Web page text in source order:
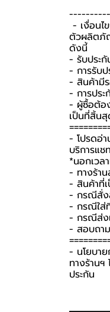
-️ เงื่อนไ
ตัวผลิตภัณ
ดังนี้
- รับประ
- การรับ
- สินค้ามี
- การปร
-️ ผู้ซื้อต้อ
เป็นที่สิ้น
-️ โปรดอ่
บริการแ
*นอกเวล
- ทางร้า
- สินค้าที่
- กรณีสั่ง
- กรณีใส่
- กรณีส่ง
- สอบถา
-️ นโยบา
ทางร้าน
ประกัน